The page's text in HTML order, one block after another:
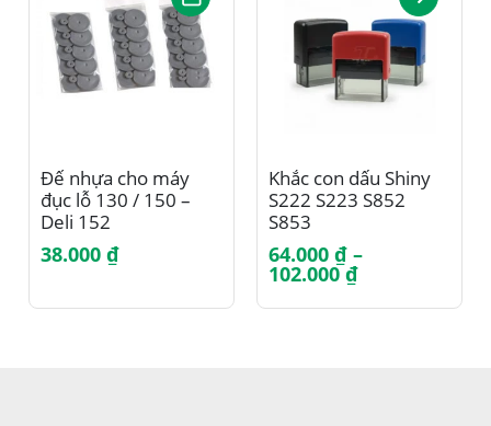
Đế nhựa cho máy
đục lỗ 130 / 150 –
Deli 152
38.000 ₫
Khắc con dấu Shiny
S222 S223 S852
S853
64.000 ₫ –
102.000₫Khoảng
từ